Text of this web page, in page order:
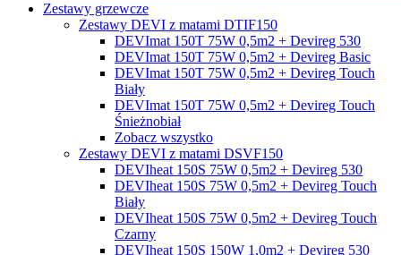
Zestawy grzewcze
Zestawy DEVI z matami DTIF150
DEVImat 150T 75W 0,5m2 + Devireg 530
DEVImat 150T 75W 0,5m2 + Devireg Basic
DEVImat 150T 75W 0,5m2 + Devireg Touch
Biały
DEVImat 150T 75W 0,5m2 + Devireg Touch
Śnieżnobiał
Zobacz wszystko
Zestawy DEVI z matami DSVF150
DEVIheat 150S 75W 0,5m2 + Devireg 530
DEVIheat 150S 75W 0,5m2 + Devireg Touch
Biały
DEVIheat 150S 75W 0,5m2 + Devireg Touch
Czarny
DEVIheat 150S 150W 1,0m2 + Devireg 530